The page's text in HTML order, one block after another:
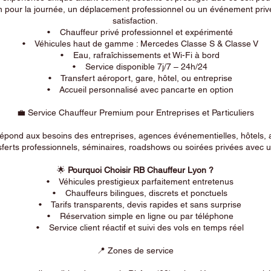
pour la journée, un déplacement professionnel ou un événement
satisfaction.
• Chauffeur privé professionnel et expérimenté
• Véhicules haut de gamme : Mercedes Classe S & Classe V
• Eau, rafraîchissements et Wi-Fi à bord
• Service disponible 7j/7 – 24h/24
• Transfert aéroport, gare, hôtel, ou entreprise
• Accueil personnalisé avec pancarte en option
💼 Service Chauffeur Premium pour Entreprises et Particuliers
aux besoins des entreprises, agences événementielles,
professionnels, séminaires, roadshows ou soirées privées avec
🌟 Pourquoi Choisir RB Chauffeur Lyon ?
• Véhicules prestigieux parfaitement entretenus
• Chauffeurs bilingues, discrets et ponctuels
• Tarifs transparents, devis rapides et sans surprise
• Réservation simple en ligne ou par téléphone
• Service client réactif et suivi des vols en temps réel
📍 Zones de service